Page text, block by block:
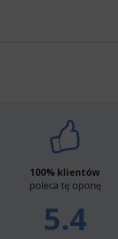
100% klientów
poleca tę oponę
5.4